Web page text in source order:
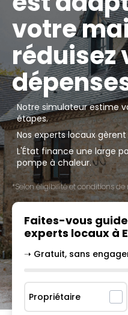
votre
réduisez
Notre simulateur estime
étapes.
Nos experts locaux
L'État finance une large
pompe à chaleur.
*Selon éligibilité et conditions de
Faites-vous
experts locaux à
➝ Gratuit, sans
Propriétaire